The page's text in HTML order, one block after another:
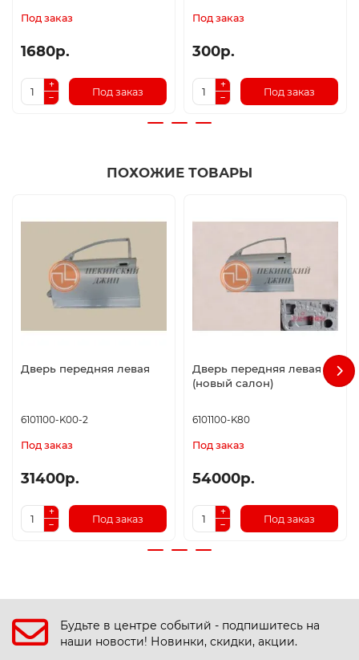
Под заказ
1680р.
Под заказ
Под заказ
300р.
Под заказ
ПОХОЖИЕ ТОВАРЫ
Дверь передняя левая
6101100-K00-2
Под заказ
31400р.
Под заказ
Дверь передняя левая
(новый салон)
6101100-K80
Под заказ
54000р.
Под заказ
Будьте в центре событий - подпишитесь на
наши новости! Новинки, скидки, акции.